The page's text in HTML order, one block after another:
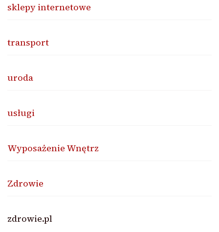
sklepy internetowe
transport
uroda
usługi
Wyposażenie Wnętrz
Zdrowie
zdrowie.pl